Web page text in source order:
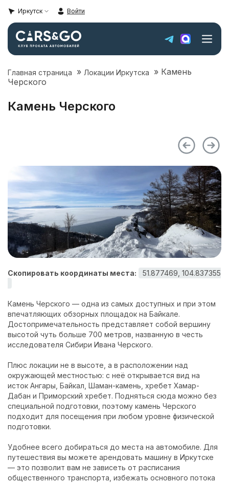
Иркутск Войти
Автопарк
Super sale
Условия аренды
О компании
Контакты
Главная страница » Локации Иркутска » Камень
Черского
Камень Черского
Скопировать координаты места: 51.877469, 104.837355
Камень Черского — одна из самых доступных и при этом
впечатляющих обзорных площадок на Байкале.
Достопримечательность представляет собой вершину
высотой чуть больше 700 метров, названную в честь
исследователя Сибири Ивана Черского.
Плюс локации не в высоте, а в расположении над
окружающей местностью: с неё открывается вид на
исток Ангары, Байкал, Шаман-камень, хребет Хамар-
Дабан и Приморский хребет. Подняться сюда можно без
специальной подготовки, поэтому камень Черского
подходит для посещения при любом уровне физической
подготовки.
Удобнее всего добираться до места на автомобиле. Для
путешествия вы можете арендовать машину в Иркутске
— это позволит вам не зависеть от расписания
общественного транспорта, избежать основного потока